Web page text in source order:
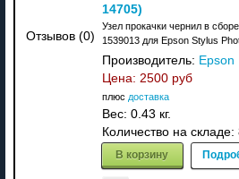
Отзывов (0)
14705)
Узел прокачки чернил в
1539013 для Epson Stylus
Производитель: Epson
Цена: 2500 руб
плюс доставка
Вес: 0.43 кг.
Количество на складе:
В корзину